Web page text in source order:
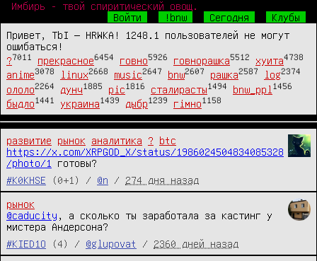
Имбирь - твой спиритический овощ.
Войти
!bnw Сегодня
Клубы
Привет, TbI — HRWKA! 1248.1 пользователей не могут
ошибаться!
?7011 прекрасное6454 говно5926 говнорашка5512 хуита4738
anime3078 linux2668 music2647 bnw2607 рашка2587 log2374
ололо2264 дунч1885 pic1816 сталирасты1494 bnw_ppl 1456
быдло1441 украина1439 дыбр1239 гімно1158
развитие рынок аналитика ?
btc
https://x.com/XRPGOD_X/status/1986024504834085328
/photo/1
готовы?
#K0KHSE
(0+1) / @n / 274 дня назад
рынок
@caducity , а сколько ты заработала за кастинг у
мистера Андерсона?
#KIED1O
(4) / @glupovat / 2360 дней назад